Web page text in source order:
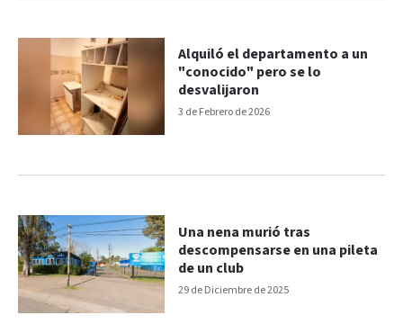
3 de Febrero de 2026
Alquiló el departamento a un
"conocido" pero se lo
desvalijaron
29 de Diciembre de 2025
Una nena murió tras
descompensarse en una pileta
de un club